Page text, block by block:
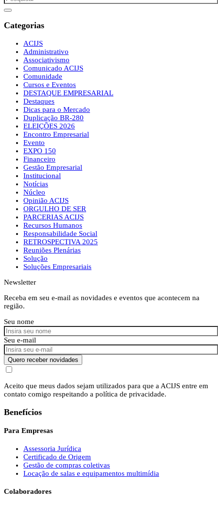
Categorias
ACIJS
Administrativo
Associativismo
Comunicado ACIJS
Comunidade
Cursos e Eventos
DESTAQUE EMPRESARIAL
Destaques
Dicas para o Mercado
Duplicação BR-280
ELEIÇÕES 2026
Encontro Empresarial
Evento
EXPO 150
Financeiro
Gestão Empresarial
Institucional
Notícias
Núcleo
Opinião ACIJS
ORGULHO DE SER
PARCERIAS ACIJS
Recursos Humanos
Responsabilidade Social
RETROSPECTIVA 2025
Reuniões Plenárias
Solução
Soluções Empresariais
Newsletter
Receba em seu e-mail as novidades e eventos que acontecem na
região.
Seu nome
Seu e-mail
Quero receber novidades
Aceito que meus dados sejam utilizados para que a ACIJS entre em
contato comigo respeitando a política de privacidade.
Benefícios
Para Empresas
Assessoria Jurídica
Certificado de Origem
Gestão de compras coletivas
Locação de salas e equipamentos multimídia
Colaboradores